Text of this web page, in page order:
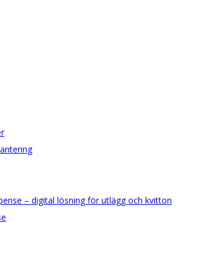
– digital lösning för utlägg och kvitton